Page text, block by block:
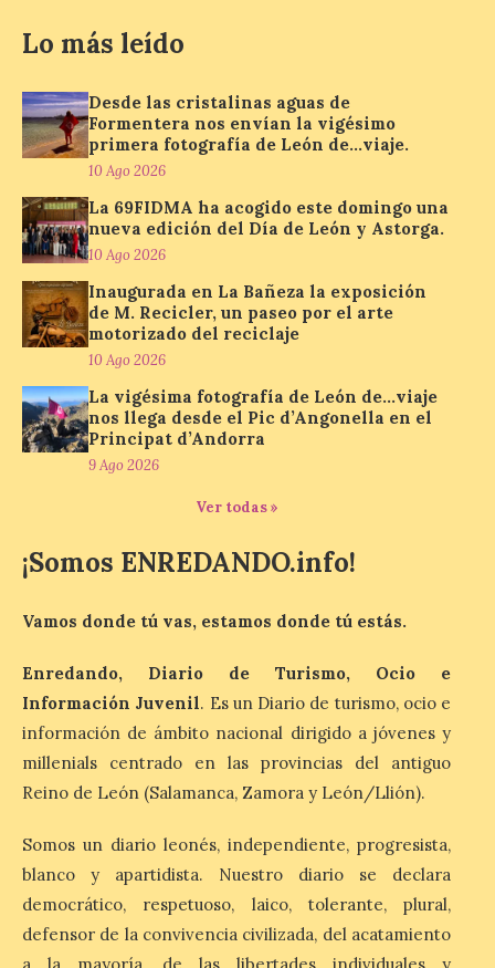
La Térmica Cultural
albergará hasta el 10 de
con las manos’, formada
por 125 piezas de una de las figuras
esenciales del arte contemporáneo.
Hierro, vacío y memoria industrial
marcan esta exposición […]
Protección Civil activa la
fase de Preemergencia en
Situación Operativa 1 del
Plan Estatal General de
Emergencias ante los
riesgos potenciales
asociados al eclipse
10 Ago 2026
El dispositivo se refuerza
solar total del 12 de
agosto, que atravesará
personas para disfrutar de este
El Ayuntamiento de
Segovia presenta “Música
para un eclipse”, un
motivo del eclipse de sol
10 Ago 2026
La cita, que se celebrará el
12 de agosto en el
Lo más leído
Desde las cristalinas aguas de
Formentera nos envían la vigésimo
primera fotografía de León de…viaje.
10 Ago 2026
La 69FIDMA ha acogido este domingo una
nueva edición del Día de León y Astorga.
10 Ago 2026
Inaugurada en La Bañeza la exposición
de M. Recicler, un paseo por el arte
motorizado del reciclaje
10 Ago 2026
La vigésima fotografía de León de…viaje
nos llega desde el Pic d’Angonella en el
Principat d’Andorra
9 Ago 2026
Ver todas »
¡Somos ENREDANDO.info!
Vamos donde tú vas, estamos donde tú estás.
Enredando, Diario de Turismo, Ocio e
Información Juvenil. Es un Diario de turismo, ocio e
información de ámbito nacional dirigido a jóvenes y
millenials centrado en las provincias del antiguo
Reino de León (Salamanca, Zamora y León/Llión).
Somos un diario leonés, independiente, progresista,
blanco y apartidista. Nuestro diario se declara
democrático, respetuoso, laico, tolerante, plural,
defensor de la convivencia civilizada, del acatamiento